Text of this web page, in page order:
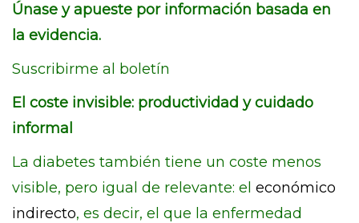
Únase y apueste por información basada en
la evidencia.
Suscribirme al boletín
El coste invisible: productividad y cuidado
informal
La diabetes también tiene un coste menos
visible, pero igual de relevante: el económico
indirecto, es decir, el que la enfermedad